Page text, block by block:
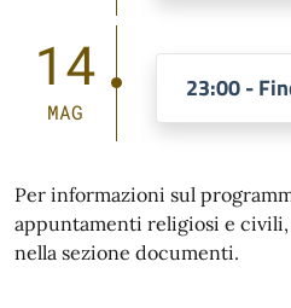
14
MAG
23:00 -
Per informazioni sul
appuntamenti religiosi e
nella sezione documenti.